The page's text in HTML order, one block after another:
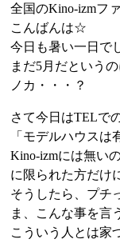
全国のKino-izmフ
こんばんは☆
今日も暑い一日で
まだ5月だという
ノカ・・・？
さて今日はTELで
「モデルハウスは
Kino-izmには無い
に限られた方だけ
そうしたら、プチ
ま、こんな事を言
こういう人とは家